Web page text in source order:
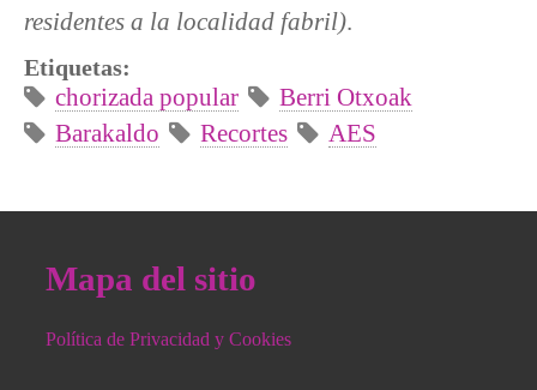
residentes a la localidad fabril).
Etiquetas:
chorizada popular
Berri Otxoak
Barakaldo
Recortes AES
Mapa del sitio
Política de Privacidad y Cookies